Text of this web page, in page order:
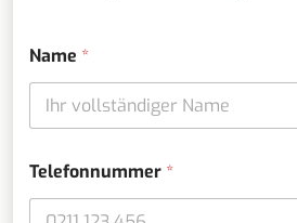
Name *
Telefonnummer *